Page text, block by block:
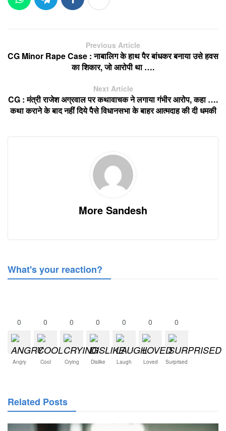
Previous Article
CG Minor Rape Case : नाबालिग के हाथ पैर बांधकर बनाया उसे हवस
का शिकार, जो आरोपी था ….
Next Article
CG : मंत्री राजेश अग्रवाल पर कथावाचक ने लगाया गंभीर आरोप, कहा ….
कथा कराने के बाद नहीं दिये पैसे विधानसभा के बाहर आत्मदाह की दी धमकी
More Sandesh
What's your reaction?
0
Angry
0
Cool
0
Crying
0
Dislike
0
Laugh
0
Loved
0
Surprised
Related Posts